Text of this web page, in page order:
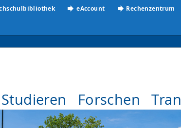
eAccount Rechenzentrum
Studieren Forschen